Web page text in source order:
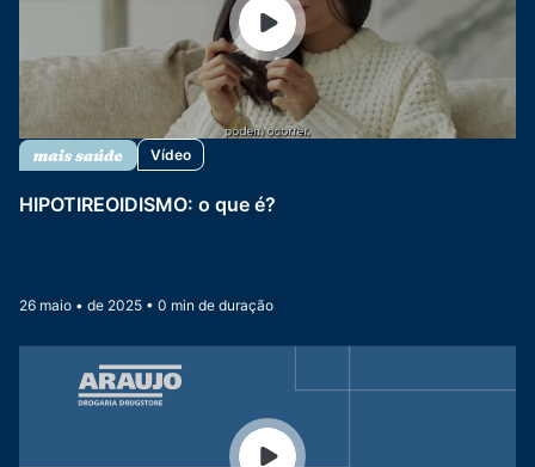
Vídeo
HIPOTIREOIDISMO: o que é?
26 maio • de 2025 • 0 min de duração